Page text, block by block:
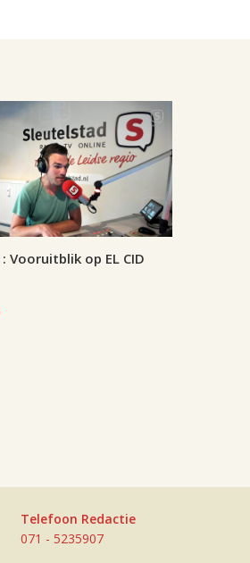
Vooruitblik op EL CID
Telefoon Redactie
071 - 5235907